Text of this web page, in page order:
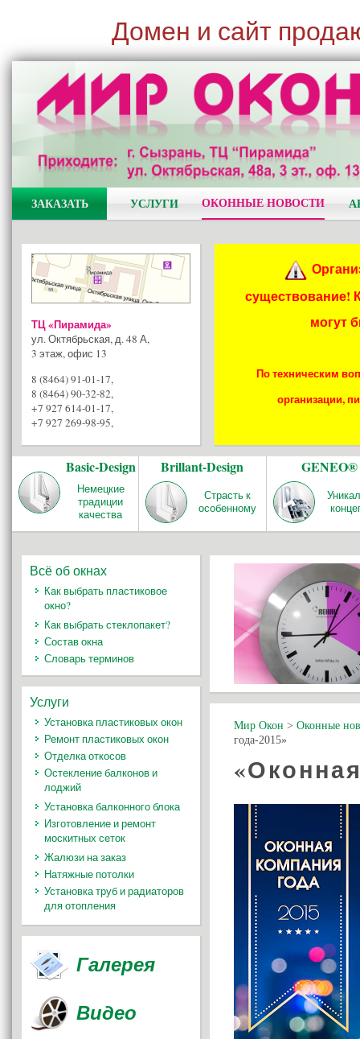
Домен и сайт
ЗАКАЗАТЬ УСЛУГИ ОКОННЫЕ НОВОСТИ
ТЦ «Пирамида»
ул. Октябрьская, д. 48 А,
3 этаж, офис 13
8 (8464) 91-01-17,
8 (8464) 90-32-82,
+7 927 614-01-17,
+7 927 269-98-95,
существование!
могут
По техническим
организации,
Basic-Design
Немецкие
традиции
качества
Brillant-Design
Страсть к
особенному
GENEO®
Мир Окон > Оконные
года-2015»
Всё об окнах
Как выбрать пластиковое
окно?
Как выбрать стеклопакет?
Состав окна
Словарь терминов
Услуги
Установка пластиковых окон
Ремонт пластиковых окон
Отделка откосов
Остекление балконов и
лоджий
Установка балконного блока
Изготовление и ремонт
москитных сеток
Жалюзи на заказ
Натяжные потолки
Установка труб и радиаторов
для отопления
Галерея
Видео